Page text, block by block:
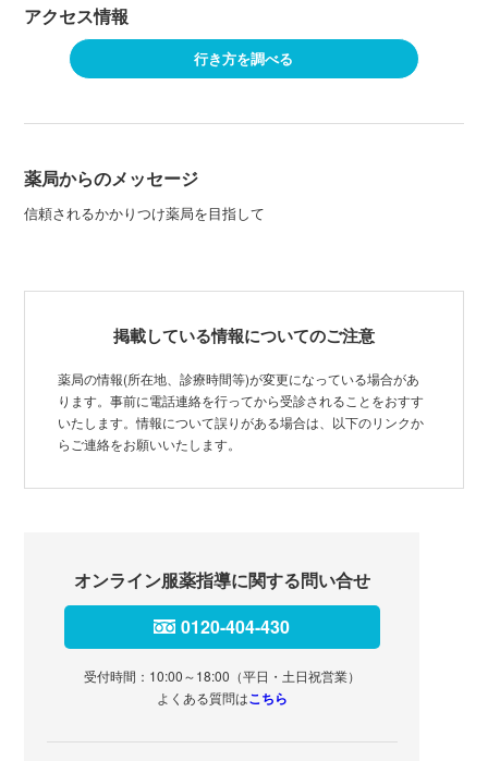
アクセス情報
行き方を調べる
薬局からのメッセージ
信頼されるかかりつけ薬局を目指して
掲載している情報についてのご注意
薬局の情報(所在地、診療時間等)が変更になっている場合があ
ります。事前に電話連絡を行ってから受診されることをおすす
いたします。情報について誤りがある場合は、以下のリンクか
らご連絡をお願いいたします。
オンライン服薬指導に関する問い合せ
0120-404-430
受付時間：10:00～18:00（平日・土日祝営業）
よくある質問はこちら